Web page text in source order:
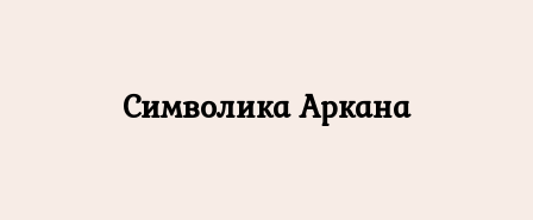
Символика Аркана